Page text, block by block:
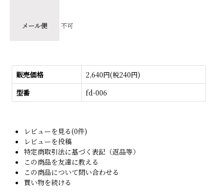
メール便 不可
販売価格
2,640円(税240円)
型番
fd-006
レビューを見る(0件)
レビューを投稿
特定商取引法に基づく表記（返品等）
この商品を友達に教える
この商品について問い合わせる
買い物を続ける